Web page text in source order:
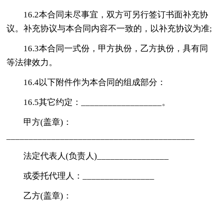
16.2本合同未尽事宜，双方可另行签订书面补充协
议。补充协议与本合同内容不一致的，以补充协议为准;
16.3本合同一式份，甲方执份，乙方执份，具有同
等法律效力。
16.4以下附件作为本合同的组成部分：
16.5其它约定：__________________。
甲方(盖章)：
法定代表人(负责人)________________
或委托代理人：________________
乙方(盖章)：